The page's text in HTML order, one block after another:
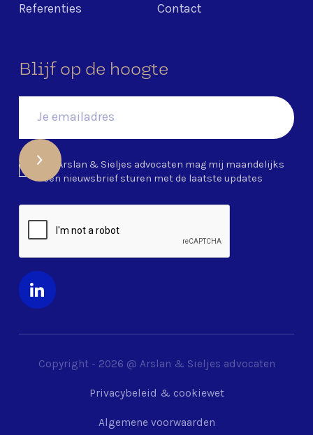
Referenties Contact
Blijf op de hoogte
Ja, Arslan & Sieljes advocaten mag mij maandelijks
een nieuwsbrief sturen met de laatste updates
Copyright - 2026 @ Arslan & Sieljes advocaten
Privacybeleid & cookiewet
Algemene voorwaarden